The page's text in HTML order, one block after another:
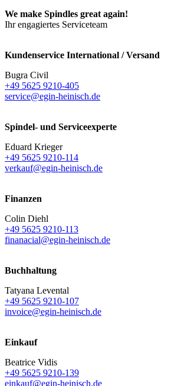
We make Spindles great again!
Ihr engagiertes Serviceteam
Kundenservice International / Versand
Bugra Civil
+49 5625 9210-405
service@egin-heinisch.de
Spindel- und Serviceexperte
Eduard Krieger
+49 5625 9210-114
verkauf@egin-heinisch.de
Finanzen
Colin Diehl
+49 5625 9210-113
finanacial@egin-heinisch.de
Buchhaltung
Tatyana Levental
+49 5625 9210-107
invoice@egin-heinisch.de
Einkauf
Beatrice Vidis
+49 5625 9210-139
einkauf@egin-heinisch.de